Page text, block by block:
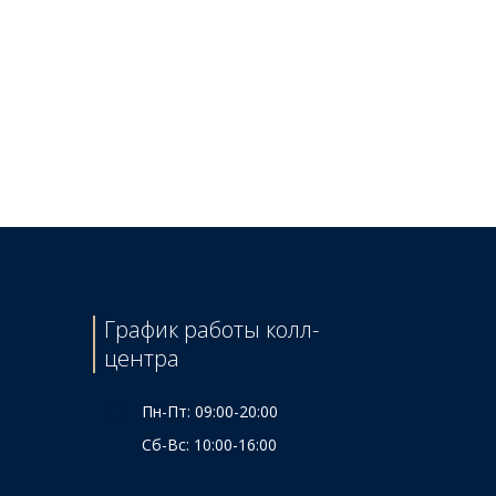
График работы колл-
центра
Пн-Пт: 09:00-20:00
Сб-Вс: 10:00-16:00